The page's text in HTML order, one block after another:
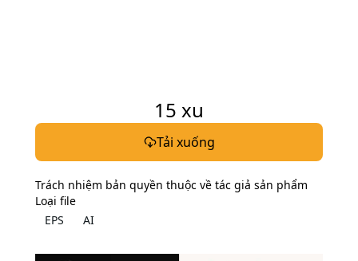
15 xu
Tải xuống
Trách nhiệm bản quyền thuộc về tác giả sản phẩm
Loại file
EPS
AI